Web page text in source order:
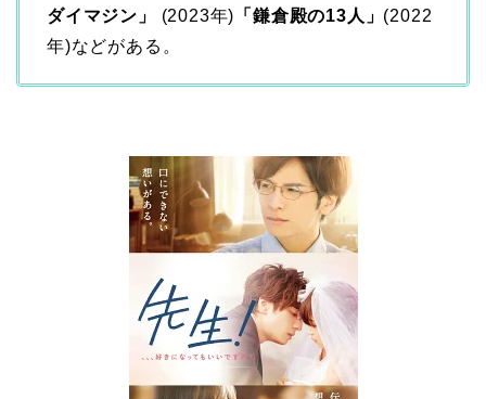
ダイマジン」 (2023年) 「鎌倉殿の13人」 (2022
年)などがある。